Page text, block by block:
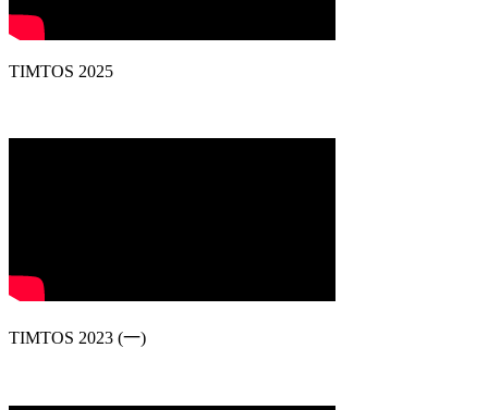
TIMTOS 2025
TIMTOS 2023 (一)